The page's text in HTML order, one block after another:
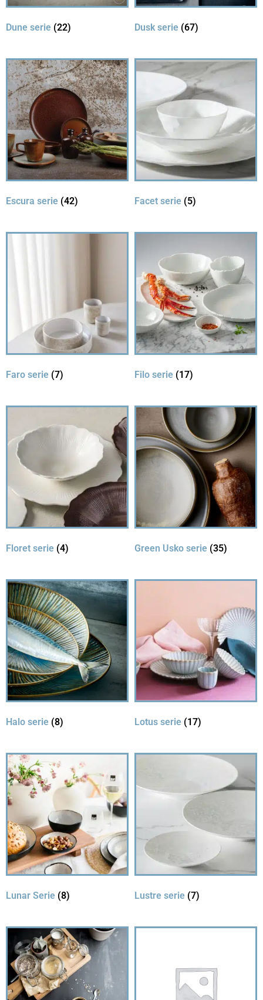
Dune serie (22) Dusk serie (67)
Escura serie (42) Facet serie (5)
Faro serie (7) Filo serie (17)
Floret serie (4) Green Usko serie (35)
Halo serie (8) Lotus serie (17)
Lunar Serie (8) Lustre serie (7)